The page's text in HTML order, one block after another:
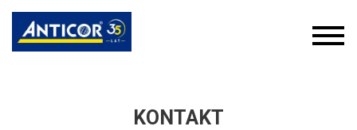
KONTAKT